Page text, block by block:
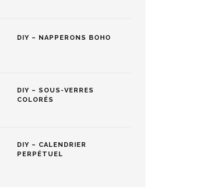
DIY – NAPPERONS BOHO
DIY – SOUS-VERRES
COLORÉS
DIY – CALENDRIER
PERPÉTUEL